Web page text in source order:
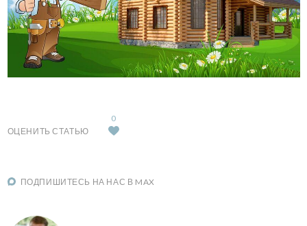
ОЦЕНИТЬ СТАТЬЮ
0
ПОДПИШИТЕСЬ НА НАС В MAX